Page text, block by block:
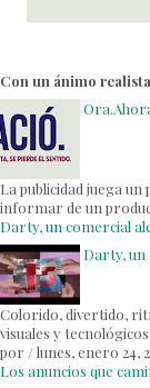
Con un ánimo
La publicidad juega
informar de un
Darty, un comercial
Darty, un
Colorido, divertido,
visuales y
por /lunes, enero 24,
Los anuncios que